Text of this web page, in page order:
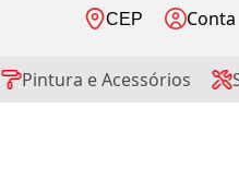
CEP Conta
Pintura e Acessórios